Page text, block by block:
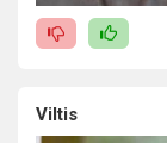
Viltis